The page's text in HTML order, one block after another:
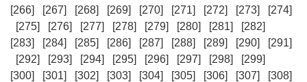
[266]
[267] [268] [269] [270] [271] [272] [273]
[274]
[275]
[276] [277] [278] [279] [280] [281]
[282]
[283]
[284] [285] [286] [287] [288] [289] [290]
[291]
[292]
[293] [294] [295] [296] [297] [298]
[299]
[300]
[301] [302] [303] [304] [305] [306] [307]
[308]